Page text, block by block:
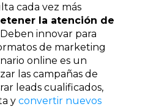
cada vez más
la atención de
innovar para
de marketing
online es un
las campañas de
leads cualificados,
y convertir nuevos